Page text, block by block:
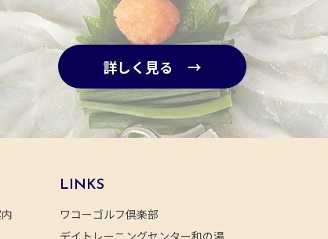
詳しく見る →
LINKS
ワコーゴルフ倶楽部